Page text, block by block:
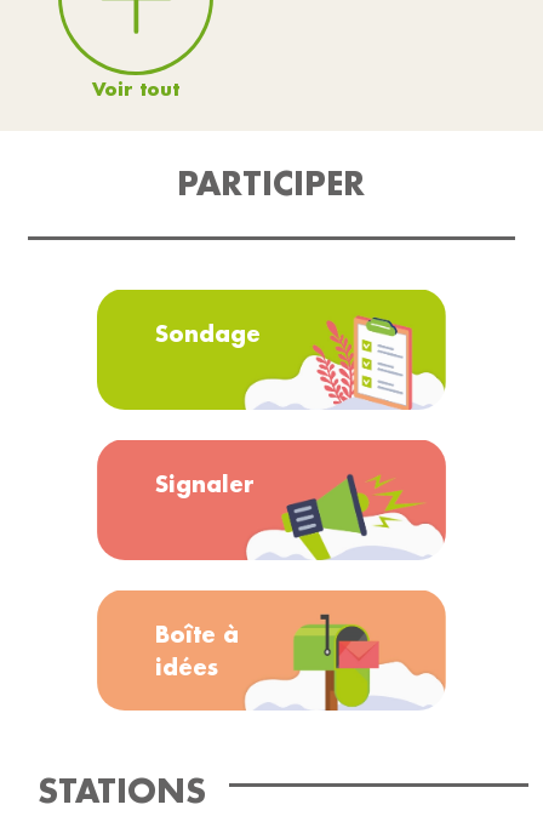
Voir tout
PARTICIPER
Sondage
Signaler
Boîte à
idées
STATIONS